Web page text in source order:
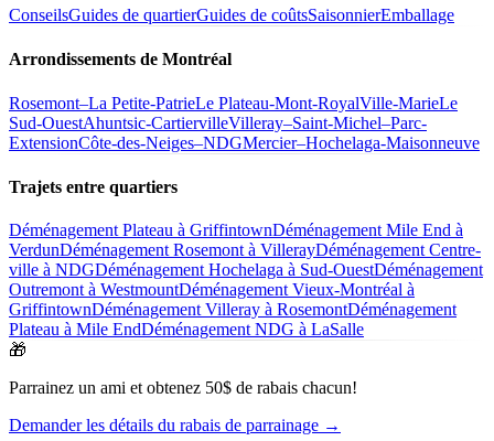
ConseilsGuides de quartierGuides de coûtsSaisonnierEmballage
Arrondissements de Montréal
Rosemont–La Petite-PatrieLe Plateau-Mont-RoyalVille-MarieLe
Sud-OuestAhuntsic-CartiervilleVilleray–Saint-Michel–Parc-
ExtensionCôte-des-Neiges–NDGMercier–Hochelaga-Maisonneuve
Trajets entre quartiers
Déménagement Plateau à GriffintownDéménagement Mile End à
VerdunDéménagement Rosemont à VillerayDéménagement Centre-
ville à NDGDéménagement Hochelaga à Sud-OuestDéménagement
Outremont à WestmountDéménagement Vieux-Montréal à
GriffintownDéménagement Villeray à RosemontDéménagement
Plateau à Mile EndDéménagement NDG à LaSalle
🎁
Parrainez un ami et obtenez 50$ de rabais chacun!
Demander les détails du rabais de parrainage →